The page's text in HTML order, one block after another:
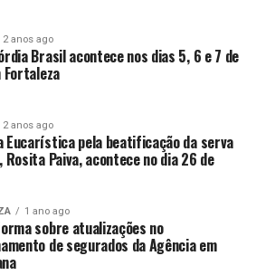
2 anos ago
Brasil acontece nos dias 5, 6 e 7 de
Fortaleza
2 anos ago
Eucarística pela beatificação da serva
Rosita Paiva, acontece no dia 26 de
1 ano ago
sobre atualizações no
de segurados da Agência em